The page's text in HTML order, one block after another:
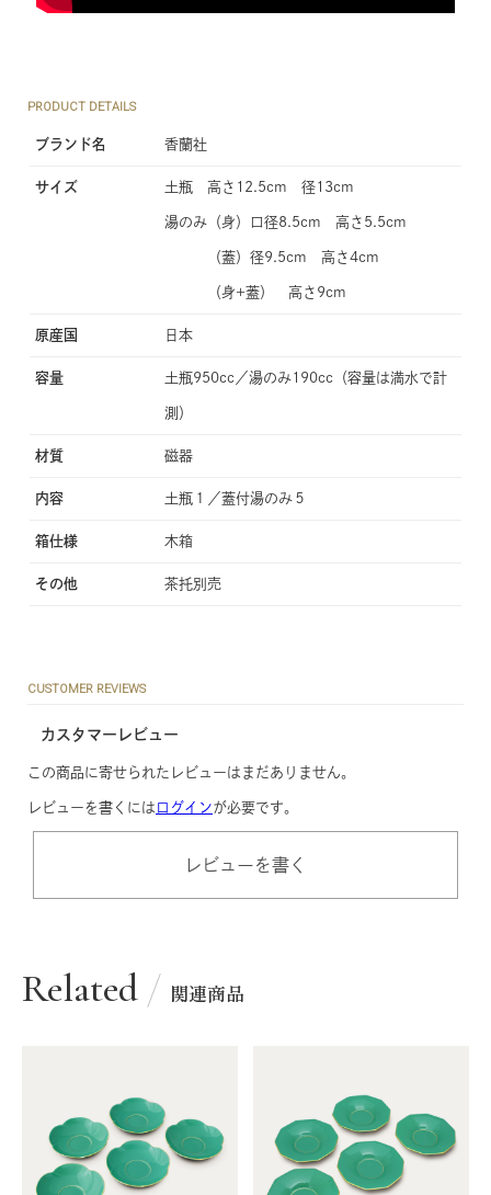
PRODUCT DETAILS
ブランド名 香蘭社
サイズ 土瓶 高さ12.5cm 径13cm
湯のみ（身）口径8.5cm 高さ5.5cm
（蓋）径9.5cm 高さ4cm
（身+蓋） 高さ9cm
原産国 日本
容量 土瓶950cc／湯のみ190cc（容量は満水で計
測）
材質 磁器
内容 土瓶１／蓋付湯のみ５
箱仕様 木箱
その他 茶托別売
CUSTOMER REVIEWS
カスタマーレビュー
この商品に寄せられたレビューはまだありません。
レビューを書くには ログインが必要です。
レビューを書く
Related 関連商品